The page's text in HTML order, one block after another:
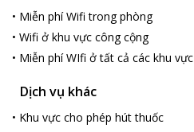
• Miễn phí Wifi trong phòng
• Wifi ở khu vực công cộng
• Miễn phí WIfi ở tất cả các khu vực
Dịch vụ khác
• Khu vực cho phép hút thuốc